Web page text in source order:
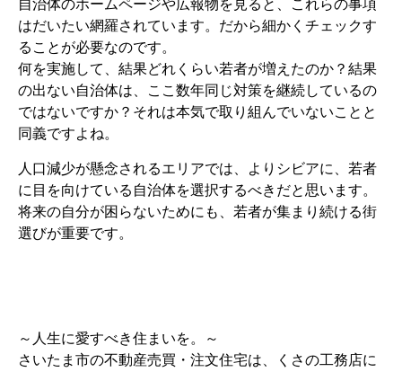
自治体のホームページや広報物を見ると、これらの事項
はだいたい網羅されています。だから細かくチェックす
ることが必要なのです。
何を実施して、結果どれくらい若者が増えたのか？結果
の出ない自治体は、ここ数年同じ対策を継続しているの
ではないですか？それは本気で取り組んでいないことと
同義ですよね。
人口減少が懸念されるエリアでは、よりシビアに、若者
に目を向けている自治体を選択するべきだと思います。
将来の自分が困らないためにも、若者が集まり続ける街
選びが重要です。
～人生に愛すべき住まいを。～
さいたま市の不動産売買・注文住宅は、くさの工務店に